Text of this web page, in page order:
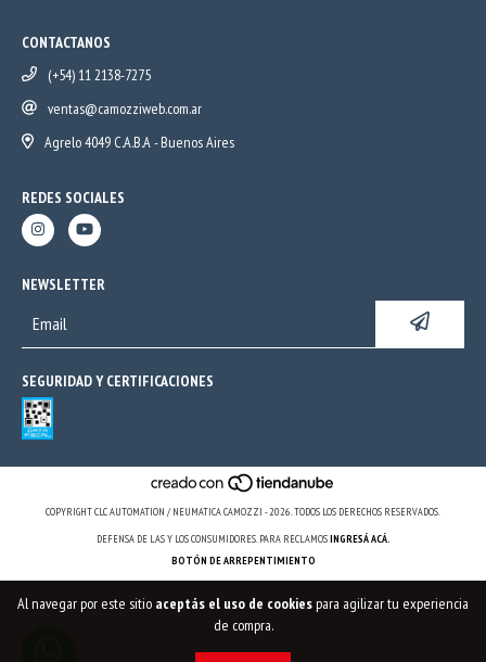
Al navegar por este sitio aceptás el uso de cookiespara agilizar tu experiencia
de compra.
CONTACTANOS
(+54) 11 2138-7275
ventas@camozziweb.com.ar
Agrelo 4049 C.A.B.A - Buenos Aires
REDES SOCIALES
NEWSLETTER
SEGURIDAD Y CERTIFICACIONES
COPYRIGHT CLC AUTOMATION / NEUMATICA CAMOZZI - 2026. TODOS LOS DERECHOS RESERVADOS.
DEFENSA DE LAS Y LOS CONSUMIDORES. PARA RECLAMOSINGRESÁ ACÁ.
BOTÓN DE ARREPENTIMIENTO